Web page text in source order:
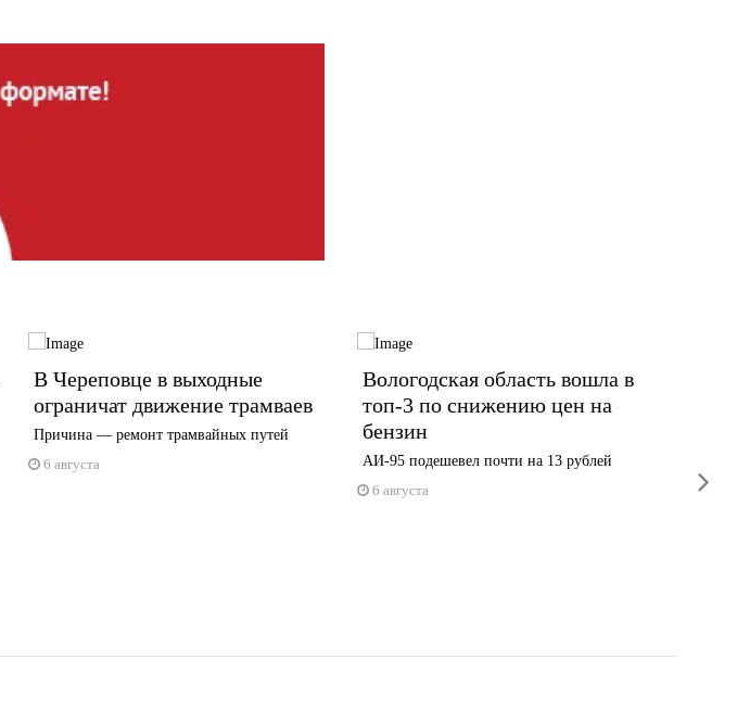
В Череповце в выходные
ограничат движение трамваев
Причина — ремонт трамвайных путей
6 августа
Вологодская область вошла в
топ-3 по снижению цен на
бензин
АИ-95 подешевел почти на 13 рублей
6 августа
1 июня